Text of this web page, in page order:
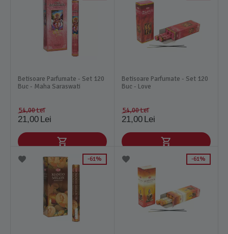
Betisoare Parfumate - Set 120
Buc - Maha Saraswati
54,00Lei
21,00 Lei
Betisoare Parfumate - Set 120
Buc - Love
54,00Lei
21,00 Lei
61% 61%